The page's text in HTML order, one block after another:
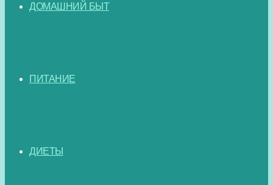
ДОМАШНИЙ БЫТ
ПИТАНИЕ
ДИЕТЫ